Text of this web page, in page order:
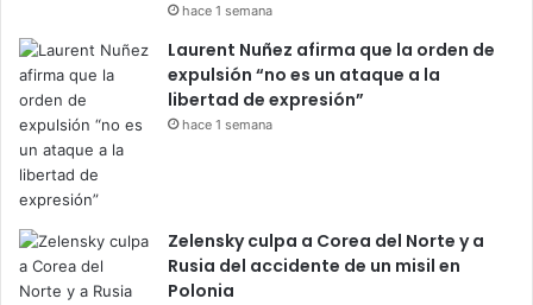
hace 1 semana
Laurent Nuñez afirma que la orden de
expulsión “no es un ataque a la
libertad de expresión”
hace 1 semana
Zelensky culpa a Corea del Norte y a
Rusia del accidente de un misil en
Polonia